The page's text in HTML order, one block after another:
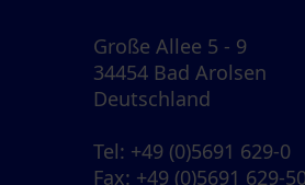
Große Allee 5 - 9
34454 Bad Arolsen
Deutschland
Tel: +49 (0)5691 629-0
Fax: +49 (0)5691 629-